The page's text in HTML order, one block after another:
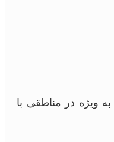
ویژه در مناطقی با